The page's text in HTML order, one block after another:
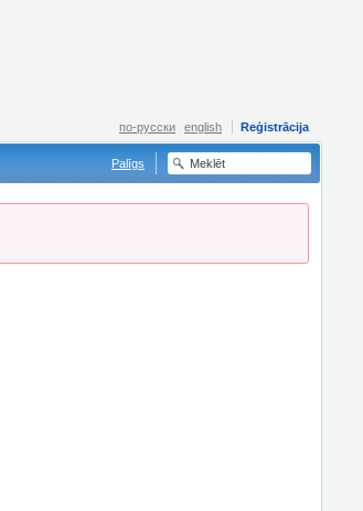
Reģistrācija
по-русски english
Palīgs